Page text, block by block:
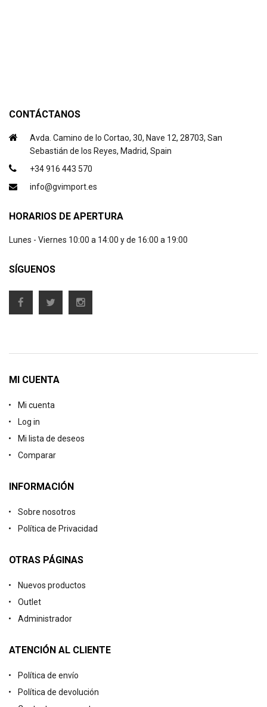
CONTÁCTANOS
Avda. Camino de lo Cortao, 30, Nave 12, 28703, San
Sebastián de los Reyes, Madrid, Spain
+34 916 443 570
info@gvimport.es
HORARIOS DE APERTURA
Lunes - Viernes 10:00 a 14:00 y de 16:00 a 19:00
SÍGUENOS
MI CUENTA
Mi cuenta
Log in
Mi lista de deseos
Comparar
INFORMACIÓN
Sobre nosotros
Política de Privacidad
OTRAS PÁGINAS
Nuevos productos
Outlet
Administrador
ATENCIÓN AL CLIENTE
Política de envío
Política de devolución